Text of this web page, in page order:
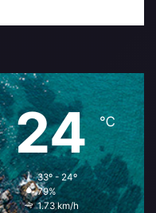
24℃
33º - 24º
79%
1.73 km/h